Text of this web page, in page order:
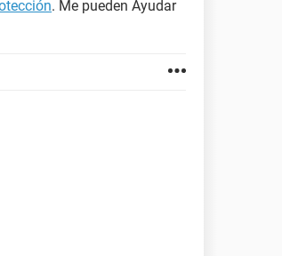
. Me pueden Ayudar